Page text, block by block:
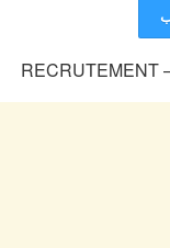
RECRUTEMENT